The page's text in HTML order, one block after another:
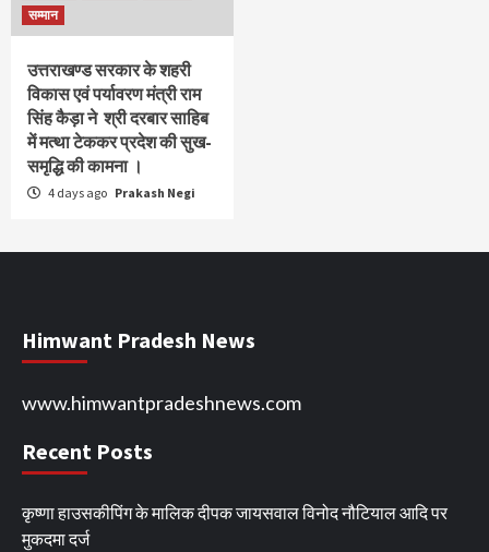
सम्मान
उत्तराखण्ड सरकार के शहरी
विकास एवं पर्यावरण मंत्री राम
सिंह कैड़ा ने श्री दरबार साहिब
में मत्था टेककर प्रदेश की सुख-
समृद्धि की कामना ।
4 days ago Prakash Negi
Himwant Pradesh News
www.himwantpradeshnews.com
Recent Posts
कृष्णा हाउसकीपिंग के मालिक दीपक जायसवाल विनोद नौटियाल आदि पर
मुकदमा दर्ज